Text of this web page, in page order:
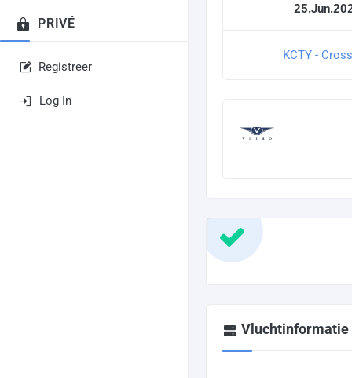
PRIVÉ
Registreer
Log In
KCTY -
Vluchtinformatie